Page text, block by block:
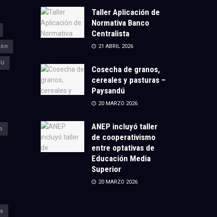
Taller Aplicación de
Normativa Banco
Centralista
21 ABRIL 2026
Cosecha de granos,
cereales y pasturas –
Paysandú
20 MARZO 2026
ANEP incluyó taller
de cooperativismo
entre optativas de
Educación Media
Superior
20 MARZO 2026